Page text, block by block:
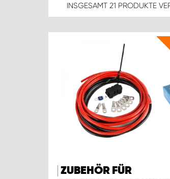
INSGESAMT 21 PRODUKTE
ZUBEHÖR FÜR